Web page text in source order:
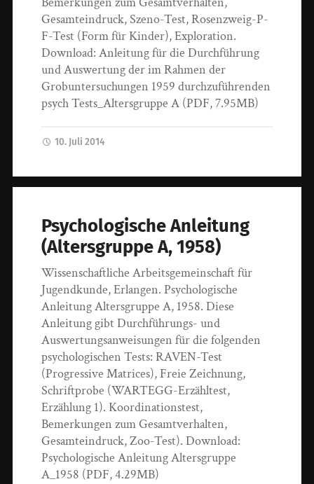
Gesamteindruck, Szeno-Test, Rosenzweig-P-
F-Test (Form für Kinder), Exploration.
Download: Anleitung für die Durchführung
und Auswertung der im Rahmen der
Grobuntersuchungen 1959 durchzuführenden
psych Tests_Altersgruppe A (PDF, 7.95MB)
10. Juli 2014
Psychologische Anleitung
(Altersgruppe A, 1958)
Wissenschaftliche Arbeitsgemeinschaft für
Jugendkunde, Erlangen. Psychologische
Anleitung Altersgruppe A, 1958. Diese
Anleitung gibt Durchführungs- und
Auswertungsanweisungen für die folgenden
psychologischen Tests: RAVEN-Test
(Progressive Matrices), Freie Zeichnung,
Schriftprobe (WARTEGG-Erzähltest,
Erzählung 1). Koordinationstest,
Bemerkungen zum Gesamtverhalten,
Gesamteindruck, Zoo-Test). Download:
Psychologische Anleitung Altersgruppe
A_1958 (PDF, 4.29MB)